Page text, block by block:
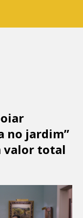
no jardim”
valor total